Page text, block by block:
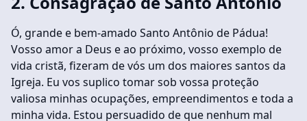
Ó, grande e bem-amado Santo Antônio de Pádua!
Vosso amor a Deus e ao próximo, vosso exemplo de
vida cristã, fizeram de vós um dos maiores santos da
Igreja. Eu vos suplico tomar sob vossa proteção
valiosa minhas ocupações, empreendimentos e toda a
minha vida. Estou persuadido de que nenhum mal